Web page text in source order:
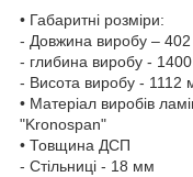
• Габаритні розміри:
- Довжина виробу –
- глибина виробу -
- Висота виробу - 1112
• Матеріал виробів
"Kronospan"
• Товщина ДСП
- Стільниці - 18 мм